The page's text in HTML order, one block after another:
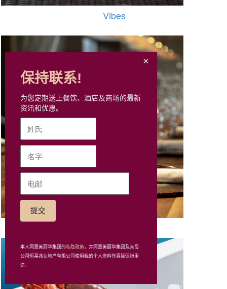
Vibes
保持联系!
为您定期送上餐饮、酒店及商场的最新
资讯和优惠。
本人同意美丽华集团的私隐政策，并同意美丽华集团及其母
公司恒基兆业地产有限公司使用我的个人资料作直接促销用
途。